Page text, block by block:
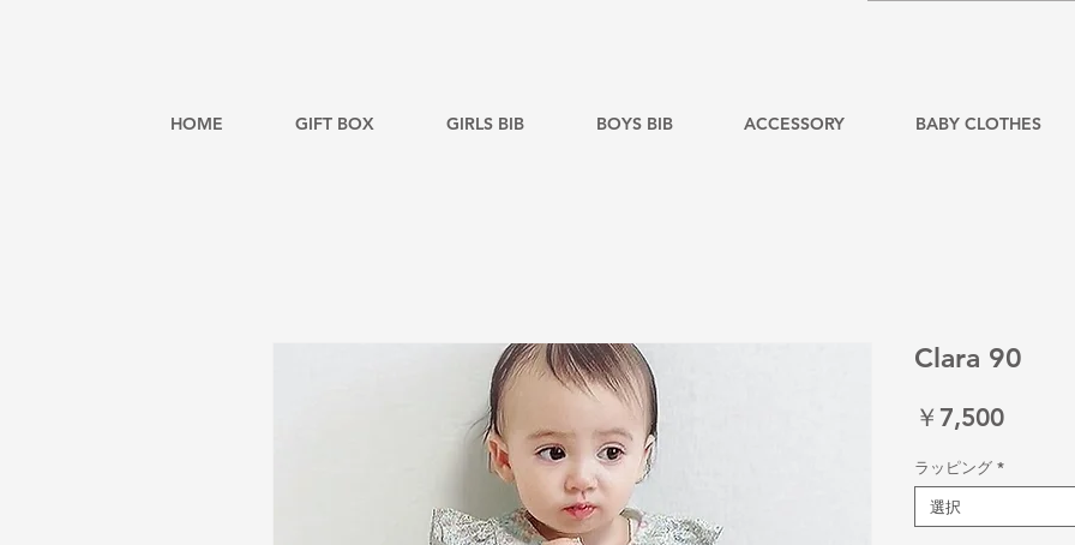
HOME GIFT BOX GIRLS BIB BOYS BIB ACCESSORY BABY CLOTHES
Clara 90
￥7,500価
ラッピング *
選択